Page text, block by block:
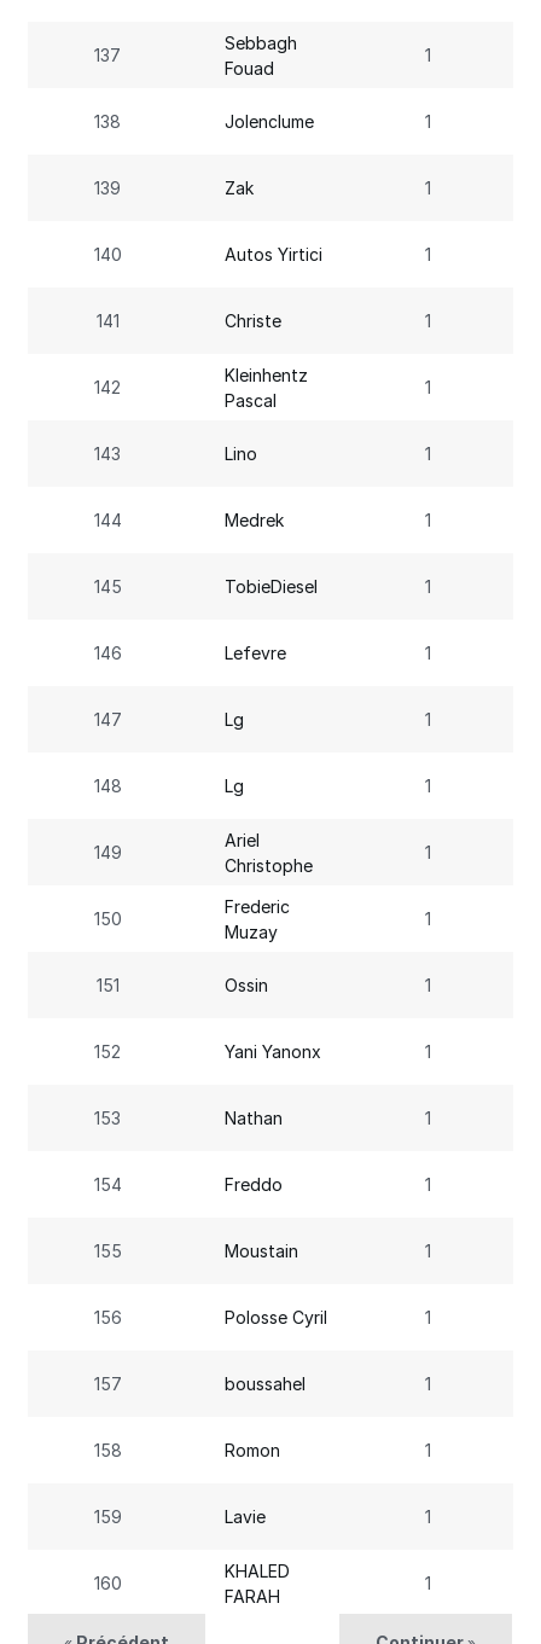
137
Sebbagh
Fouad
1
138 Jolenclume 1
139 Zak 1
140 Autos Yirtici 1
141 Christe 1
142
Kleinhentz
Pascal
1
143 Lino 1
144 Medrek 1
145 TobieDiesel 1
146 Lefevre 1
147 Lg 1
148 Lg 1
149
Ariel
Christophe
1
150
Frederic
Muzay
1
151 Ossin 1
152 Yani Yanonx 1
153 Nathan 1
154 Freddo 1
155 Moustain 1
156 Polosse Cyril 1
157 boussahel 1
158 Romon 1
159 Lavie 1
160
KHALED
FARAH
1